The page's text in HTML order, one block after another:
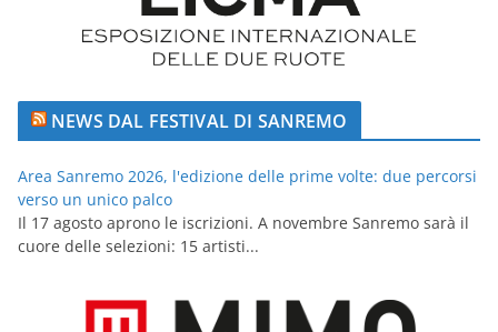
NEWS DAL FESTIVAL DI SANREMO
Area Sanremo 2026, l'edizione delle prime volte: due percorsi
verso un unico palco
Il 17 agosto aprono le iscrizioni. A novembre Sanremo sarà il
cuore delle selezioni: 15 artisti...